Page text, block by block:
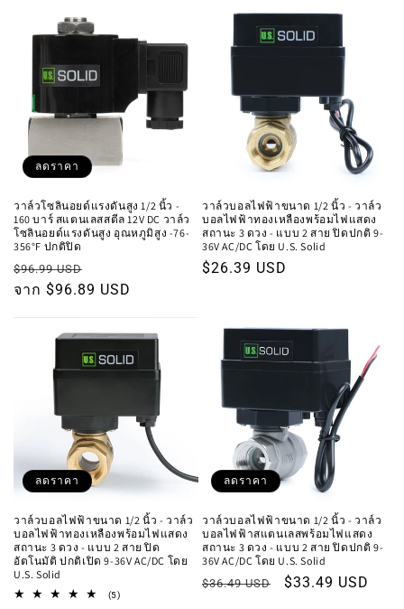
ลดราคา
วาล์วโซลินอยด์แรงดันสูง 1/2 นิ้ว -
160 บาร์ สแตนเลสสตีล 12V DC วาล์ว
โซลินอยด์แรงดันสูง อุณหภูมิสูง -76-
356°F ปกติปิด
ราคา
ปกติ
$96.99 USD
โปรโมชัน
จาก $96.89 USD
วาล์วบอลไฟฟ้าขนาด 1/2 นิ้ว - วาล์ว
บอลไฟฟ้าทองเหลืองพร้อมไฟแสดง
สถานะ 3 ดวง - แบบ 2 สาย ปิดปกติ 9-
36V AC/DC โดย U.S. Solid
ราคา
$26.39 USD
ลดราคา
วาล์วบอลไฟฟ้าขนาด 1/2 นิ้ว - วาล์ว
บอลไฟฟ้าทองเหลืองพร้อมไฟแสดง
สถานะ 3 ดวง - แบบ 2 สาย ปิด
อัตโนมัติ ปกติเปิด 9-36V AC/DC โดย
U.S. Solid
(5)5
ลดราคา
วาล์วบอลไฟฟ้าขนาด 1/2 นิ้ว - วาล์ว
บอลไฟฟ้าสแตนเลสพร้อมไฟแสดง
สถานะ 3 ดวง - แบบ 2 สาย ปิดปกติ 9-
36V AC/DC โดย U.S. Solid
ราคา
$36.49 USD
ราคา
$33.49 USD